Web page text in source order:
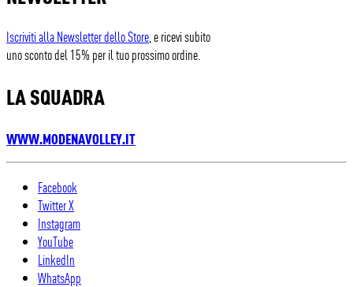
Iscriviti alla Newsletter dello Store , e ricevi subito
uno sconto del 15% per il tuo prossimo ordine.
LA SQUADRA
WWW.MODENAVOLLEY.IT
Facebook
Twitter X
Instagram
YouTube
LinkedIn
WhatsApp